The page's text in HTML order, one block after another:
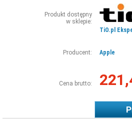
Produkt dostępny
w sklepie:
TiO.pl
Producent: Apple
Cena brutto: